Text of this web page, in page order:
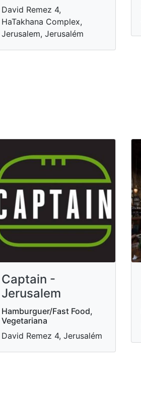
David Remez 4,
HaTakhana Complex,
Jerusalem, Jerusalém
Captain -
Jerusalem
Hamburguer/Fast Food,
Vegetariana
David Remez 4, Jerusalém